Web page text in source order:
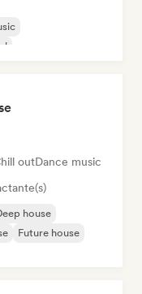
outDance music
house
Future house